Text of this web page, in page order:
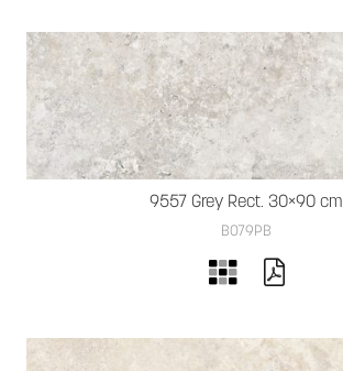
9557 Grey Rect. 30×90 cm
B079PB